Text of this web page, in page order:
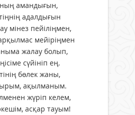
амандығын,
адалдығын
мінез пейіліңмен,
мейіріңмен
жалау болып,
сүйініп ең.
бөлек жаны,
ақылманым.
жүріп келем,
асқар тауым!